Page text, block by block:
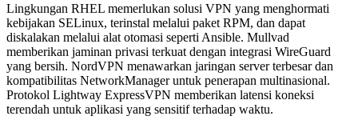
Lingkungan RHEL memerlukan solusi VPN yang menghormati
kebijakan SELinux, terinstal melalui paket RPM, dan dapat
diskalakan melalui alat otomasi seperti Ansible. Mullvad
memberikan jaminan privasi terkuat dengan integrasi WireGuard
yang bersih. NordVPN menawarkan jaringan server terbesar dan
kompatibilitas NetworkManager untuk penerapan multinasional.
Protokol Lightway ExpressVPN memberikan latensi koneksi
terendah untuk aplikasi yang sensitif terhadap waktu.